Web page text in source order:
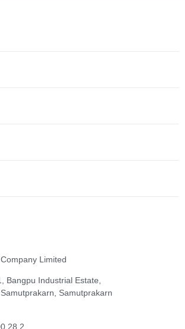
Limited
Bangpu Industrial Estate,
Samutprakarn
28 2